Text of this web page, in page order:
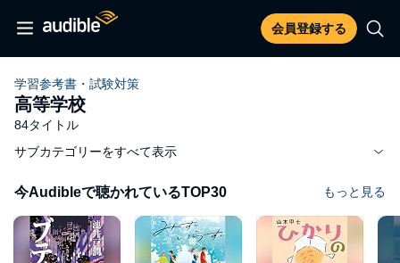
会員登録する
学習参考書・試験対策
高等学校
84タイトル
サブカテゴリーをすべて表示
今Audibleで聴かれているTOP30 もっと見る